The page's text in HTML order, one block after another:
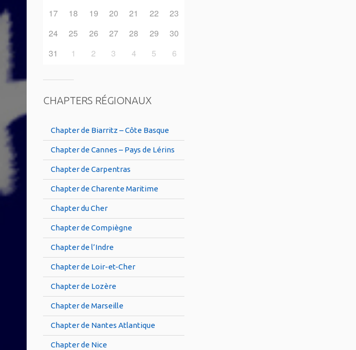
17
18 19 20 21 22
23
24
25 26 27 28 29
30
31
1 2 3 4 5 6
CHAPTERS RÉGIONAUX
Chapter de Biarritz – Côte Basque
Chapter de Cannes – Pays de Lérins
Chapter de Carpentras
Chapter de Charente Maritime
Chapter du Cher
Chapter de Compiègne
Chapter de l’Indre
Chapter de Loir-et-Cher
Chapter de Lozère
Chapter de Marseille
Chapter de Nantes Atlantique
Chapter de Nice